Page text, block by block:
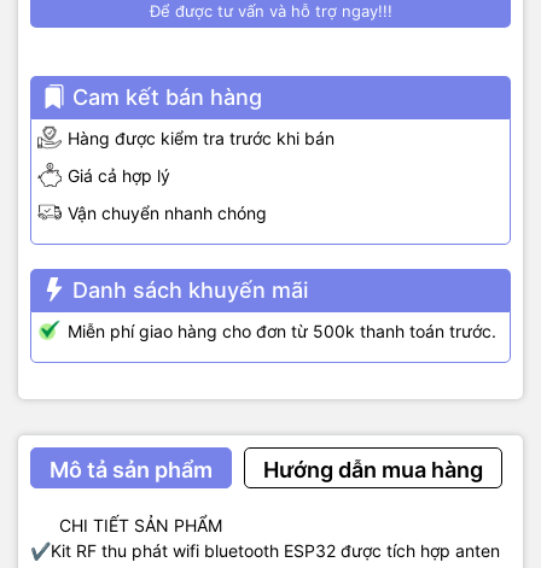
Để được tư vấn và hỗ trợ ngay!!!
Cam kết bán hàng
Hàng được kiểm tra trước khi bán
Giá cả hợp lý
Vận chuyển nhanh chóng
Danh sách khuyến mãi
Miễn phí giao hàng cho đơn từ 500k thanh toán trước.
Mô tả sản phẩm Hướng dẫn mua hàng
CHI TIẾT SẢN PHẨM
✔️Kit RF thu phát wifi bluetooth ESP32 được tích hợp anten